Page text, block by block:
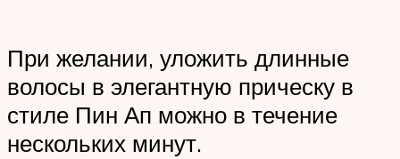
При желании, уложить длинные
волосы в элегантную прическу в
стиле Пин Ап можно в течение
нескольких минут.